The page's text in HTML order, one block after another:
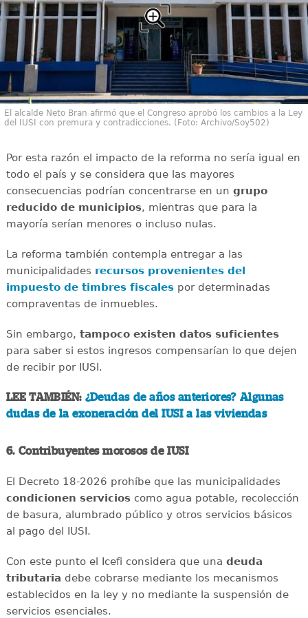
El alcalde Neto Bran afirmó que el Congreso aprobó los cambios a la Ley
del IUSI con premura y contradicciones. (Foto: Archivo/Soy502)
Por esta razón el impacto de la reforma no sería igual en
todo el país y se considera que las mayores
consecuencias podrían concentrarse en un grupo
reducido de municipios, mientras que para la
mayoría serían menores o incluso nulas.
La reforma también contempla entregar a las
municipalidades recursos provenientes del
impuesto de timbres fiscalespor determinadas
compraventas de inmuebles.
Sin embargo, tampoco existen datos suficientes
para saber si estos ingresos compensarían lo que dejen
de recibir por IUSI.
LEE TAMBIÉN: ¿Deudas de años anteriores? Algunas
dudas de la exoneración del IUSI a las viviendas
6. Contribuyentes morosos de IUSI
El Decreto 18-2026 prohíbe que las municipalidades
condicionen servicioscomo agua potable, recolección
de basura, alumbrado público y otros servicios básicos
al pago del IUSI.
Con este punto el Icefi considera que una deuda
tributaria debe cobrarse mediante los mecanismos
establecidos en la ley y no mediante la suspensión de
servicios esenciales.